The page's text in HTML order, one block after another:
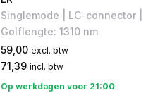
Singlemode | LC-connector |
Golflengte: ​1310 nm
59,00 excl. btw
71,39 incl. btw
Op werkdagen voor 21:00